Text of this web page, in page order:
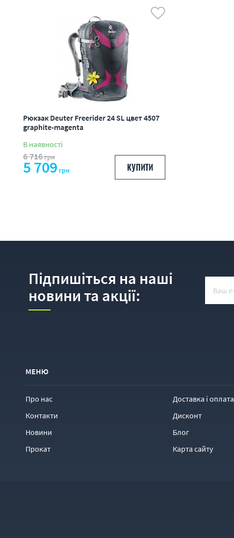
Рюкзак Deuter Freerider 24 SL цвет 4507
graphite-magenta
В наявності
6 716грн
5 709 грн КУПИТИ
Підпишіться на наші
новини та акції:
МЕНЮ
Про нас Доставка і оплата
Контакти
Дисконт
Новини
Блог
Прокат
Карта сайту